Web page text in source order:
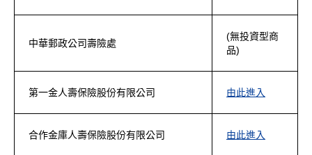
中華郵政公司壽險處
(無投資型商
品)
第一金人壽保險股份有限公司 由此進入
合作金庫人壽保險股份有限公司 由此進入